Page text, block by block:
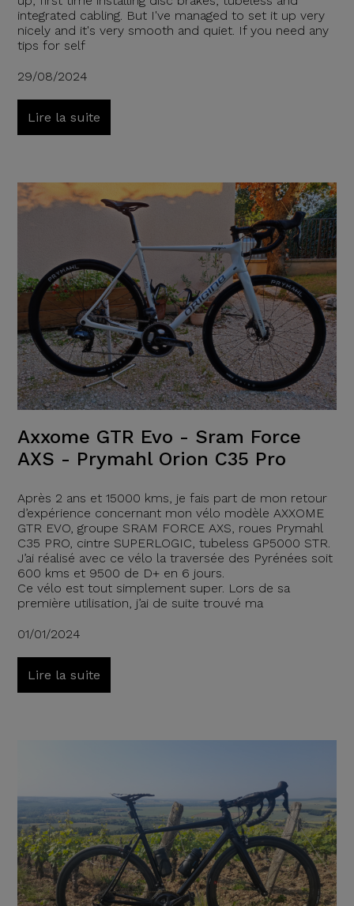
integrated cabling. But I've managed to set it up very
nicely and it's very smooth and quiet. If you need any
tips for self
29/08/2024
Lire la suite
Axxome GTR Evo - Sram Force
AXS - Prymahl Orion C35 Pro
Après 2 ans et 15000 kms, je fais part de mon retour
d’expérience concernant mon vélo modèle AXXOME
GTR EVO, groupe SRAM FORCE AXS, roues Prymahl
C35 PRO, cintre SUPERLOGIC, tubeless GP5000 STR.
J’ai réalisé avec ce vélo la traversée des Pyrénées soit
600 kms et 9500 de D+ en 6 jours.
Ce vélo est tout simplement super. Lors de sa
première utilisation, j’ai de suite trouvé ma
01/01/2024
Lire la suite